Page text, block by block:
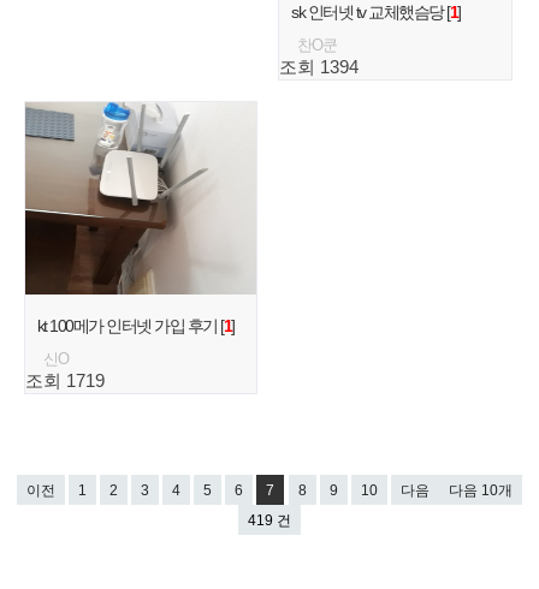
sk 인터넷 tv 교체했슴당 [1]
찬O쿤
조회 1394
kt 100메가 인터넷 가입 후기 [1]
신O
조회 1719
이전 1 2 3 4 5 6 7 8 9 10 다음
다음 10개
419 건